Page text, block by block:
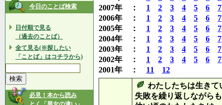
今日のことば検索
日付順で見る
（過去のことば）
全て見る(※探したい
「ことば」はコチラから)
必見！本から読み
2007年 ： 1 2 3 4 5 6
7
2006年 ： 1 2 3 4 5 6
7
2005年 ： 1 2 3 4 5 6
7
2004年 ： 1 2 3 4 5 6
7
2003年 ： 1 2 3 4 5 6
7
2002年 ： 1 2 3 4 5 6
7
2001年 ： 11 12
わたしたちは生きて
失敗を繰り返しながら